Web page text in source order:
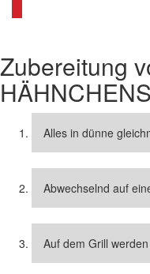
Zubereitung
Alles in dünne
Abwechselnd auf
Auf dem Grill